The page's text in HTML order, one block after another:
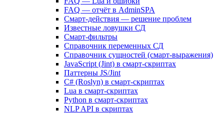
FAQ — отчёт в AdminSPA
Смарт-действия — решение проблем
Известные ловушки СД
Смарт-фильтры
Справочник переменных СД
Справочник сущностей (смарт-выражения)
JavaScript (Jint) в смарт-скриптах
Паттерны JS/Jint
C# (Roslyn) в смарт-скриптах
Lua в смарт-скриптах
Python в смарт-скриптах
NLP API в скриптах